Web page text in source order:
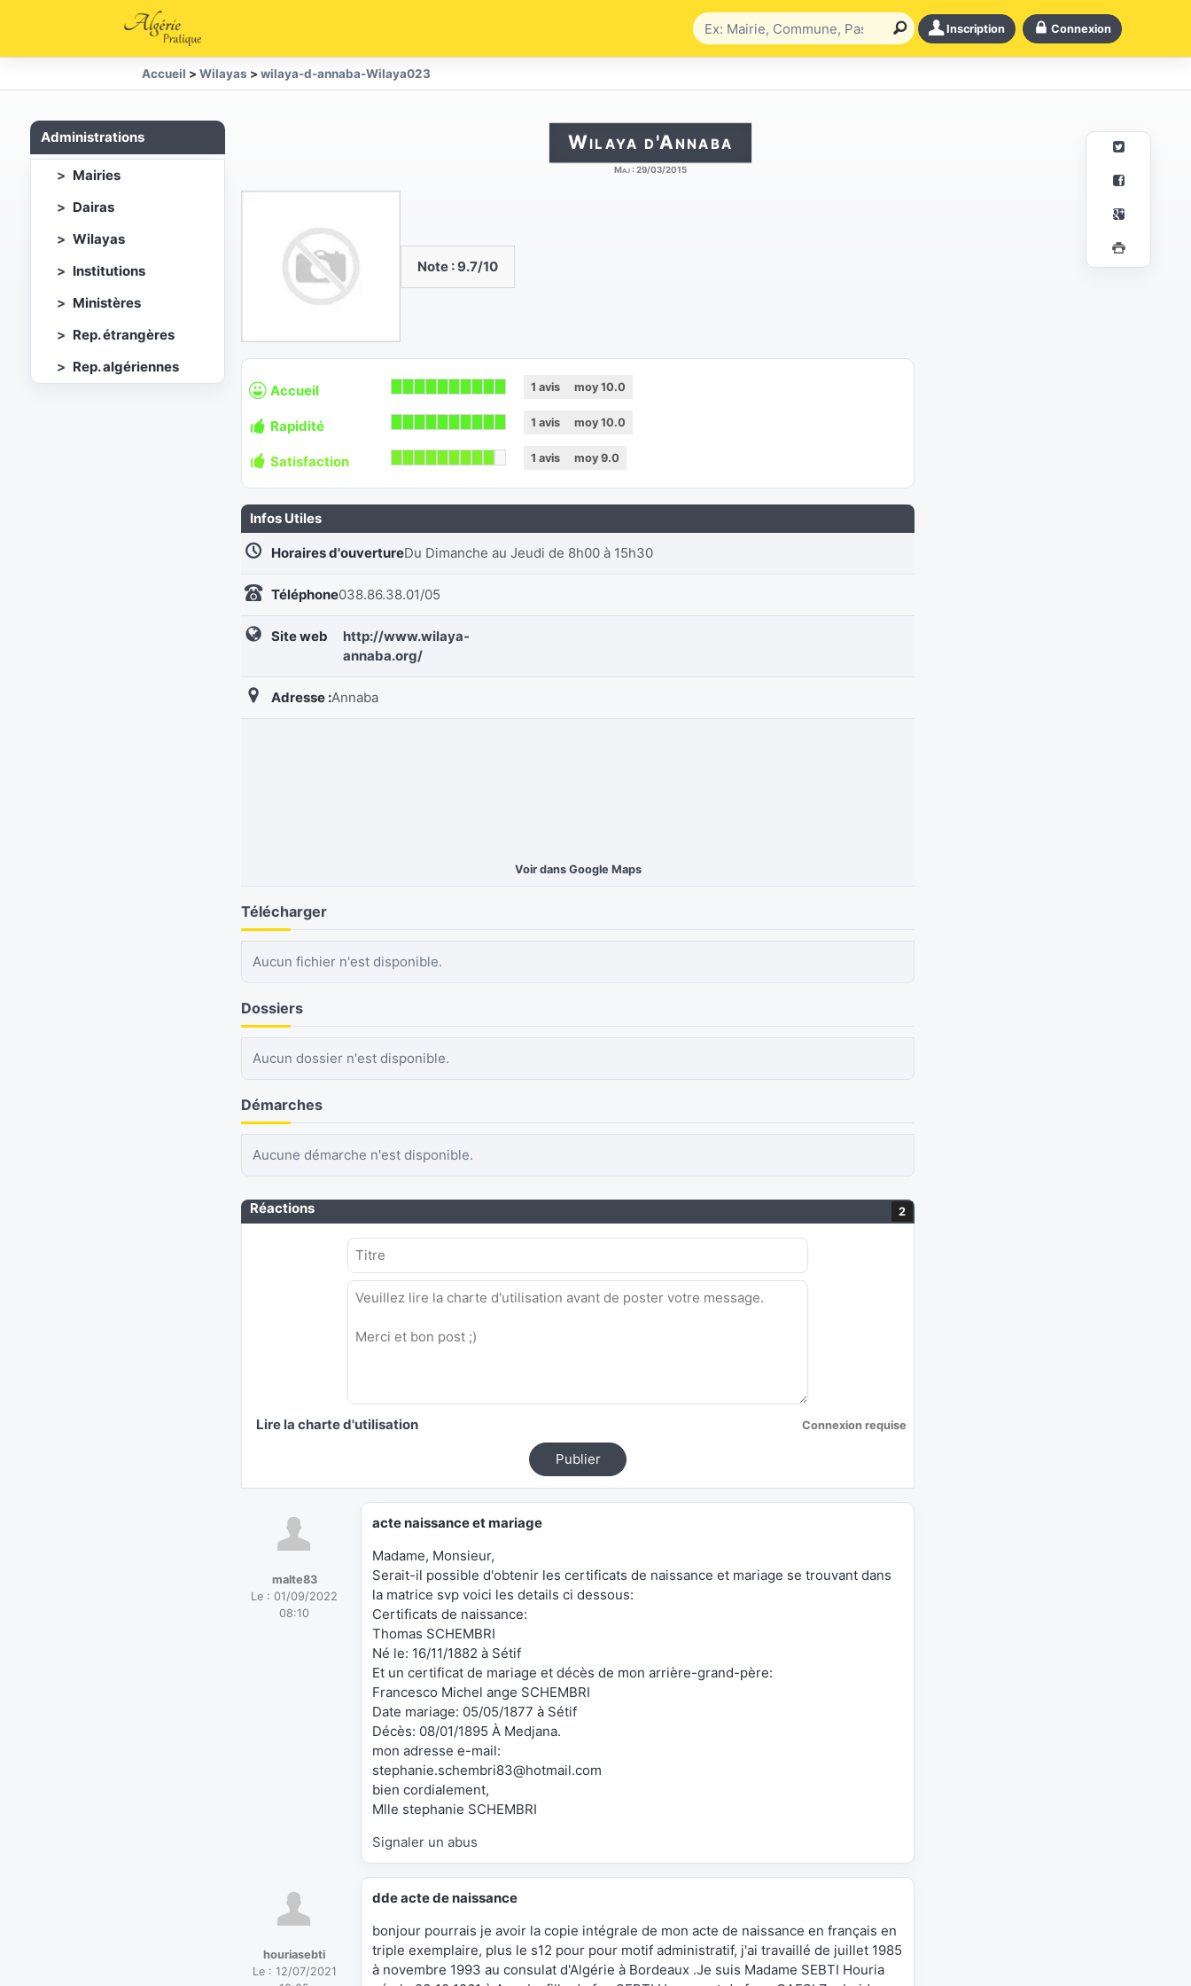
Inscription Connexion
Accueil > Wilayas > wilaya-d-annaba-Wilaya023
Administrations
Mairies
Dairas
Wilayas
Institutions
Ministères
Rep. étrangères
Rep. algériennes
Wilaya d'Annaba
Maj : 29/03/2015
Note :9.7/10
Accueil 1 avis moy 10.0
Rapidité 1 avis moy 10.0
Satisfaction 1 avis moy 9.0
Infos Utiles
Horaires d'ouvertureDu Dimanche au Jeudi de 8h00 à 15h30
Téléphone038.86.38.01/05
Site web
http://www.wilaya-
annaba.org/
Adresse :Annaba
Voir dans Google Maps
Télécharger
Aucun fichier n'est disponible.
Dossiers
Aucun dossier n'est disponible.
Démarches
Aucune démarche n'est disponible.
Réactions 2
Lire la charte d'utilisation Connexion requise
Publier
malte83
Le : 01/09/2022
08:10
acte naissance et mariage
Madame, Monsieur,
Serait-il possible d'obtenir les certificats de naissance et mariage se trouvant dans
la matrice svp voici les details ci dessous:
Certificats de naissance:
Thomas SCHEMBRI
Né le: 16/11/1882 à Sétif
Et un certificat de mariage et décès de mon arrière-grand-père:
Francesco Michel ange SCHEMBRI
Date mariage: 05/05/1877 à Sétif
Décès: 08/01/1895 À Medjana.
mon adresse e-mail:
stephanie.schembri83@hotmail.com
bien cordialement,
Mlle stephanie SCHEMBRI
Signaler un abus
houriasebti
Le : 12/07/2021
dde acte de naissance
bonjour pourrais je avoir la copie intégrale de mon acte de naissance en français en
triple exemplaire, plus le s12 pour pour motif administratif, j'ai travaillé de juillet 1985
à novembre 1993 au consulat d'Algérie à Bordeaux .Je suis Madame SEBTI Houria